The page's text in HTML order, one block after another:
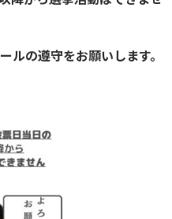
ルの遵守をお願いします。